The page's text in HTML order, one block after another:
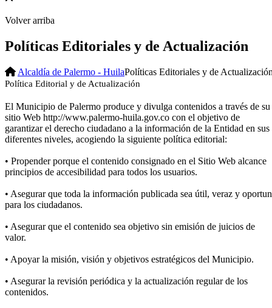
Volver arriba
Políticas Editoriales y de Actualización
Alcaldía de Palermo - HuilaPolíticas Editoriales y de
Política Editorial y de Actualización
El Municipio de Palermo produce y divulga contenidos a través de su
sitio Web http://www.palermo-huila.gov.co con el objetivo de
garantizar el derecho ciudadano a la información de la Entidad en sus
diferentes niveles, acogiendo la siguiente política editorial:
• Propender porque el contenido consignado en el Sitio Web alcance
principios de accesibilidad para todos los usuarios.
• Asegurar que toda la información publicada sea útil, veraz y
para los ciudadanos.
• Asegurar que el contenido sea objetivo sin emisión de juicios de
valor.
• Apoyar la misión, visión y objetivos estratégicos del Municipio.
• Asegurar la revisión periódica y la actualización regular de los
contenidos.